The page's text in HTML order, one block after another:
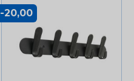
-20,00